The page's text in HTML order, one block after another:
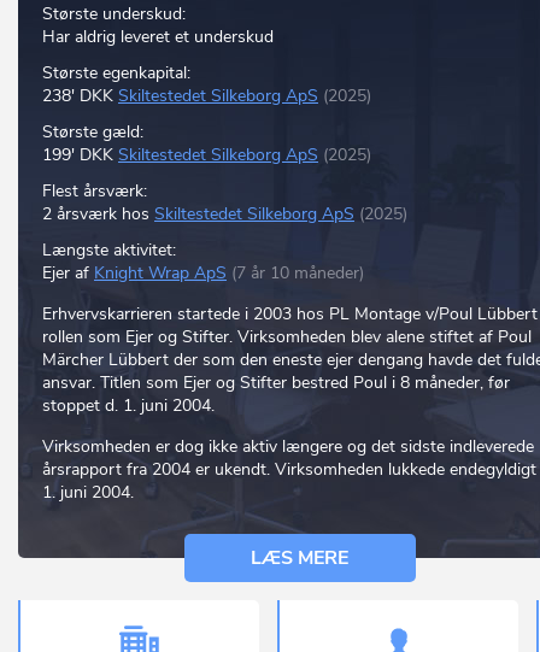
Største underskud:
Har aldrig leveret et underskud
Største egenkapital:
238' DKK Skiltestedet Silkeborg ApS (2025)
Største gæld:
199' DKK Skiltestedet Silkeborg ApS (2025)
Flest årsværk:
2 årsværk hos Skiltestedet Silkeborg ApS (2025)
Længste aktivitet:
Ejer af Knight Wrap ApS (7 år 10 måneder)
Erhvervskarrieren startede i 2003 hos PL Montage v/Poul
rollen som Ejer og Stifter. Virksomheden blev alene stiftet af Poul
Märcher Lübbert der som den eneste ejer dengang havde det
ansvar. Titlen som Ejer og Stifter bestred Poul i 8 måneder, før
stoppet d. 1. juni 2004.
Virksomheden er dog ikke aktiv længere og det sidste indleverede
årsrapport fra 2004 er ukendt. Virksomheden lukkede endegyldigt
1. juni 2004.
LÆS MERE